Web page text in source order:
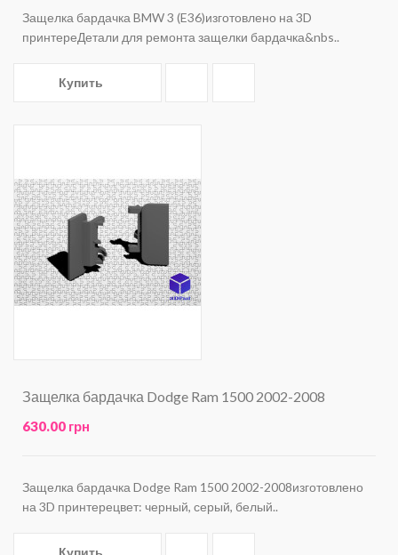
Защелка бардачка BMW 3 (E36)изготовлено на 3D
принтереДетали для ремонта защелки бардачка&nbs..
Купить
Защелка бардачка Dodge Ram 1500 2002-2008
630.00 грн
Защелка бардачка Dodge Ram 1500 2002-2008изготовлено
на 3D принтерецвет: черный, серый, белый..
Купить